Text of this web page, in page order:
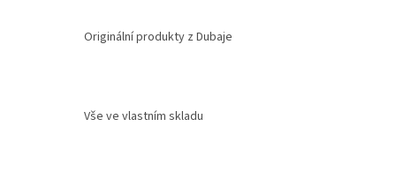
a
v
Originální produkty z Dubaje
Vše ve vlastním skladu